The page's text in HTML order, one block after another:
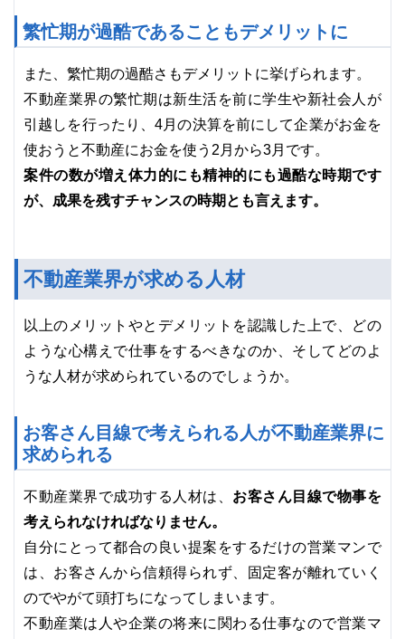
繁忙期が過酷であることもデメリットに
また、繁忙期の過酷さもデメリットに挙げられます。
不動産業界の繁忙期は新生活を前に学生や新社会人が
引越しを行ったり、4月の決算を前にして企業がお金を
使おうと不動産にお金を使う2月から3月です。
案件の数が増え体力的にも精神的にも過酷な時期です
が、成果を残すチャンスの時期とも言えます。
不動産業界が求める人材
以上のメリットやとデメリットを認識した上で、どの
ような心構えで仕事をするべきなのか、そしてどのよ
うな人材が求められているのでしょうか。
お客さん目線で考えられる人が不動産業界に
求められる
不動産業界で成功する人材は、 お客さん目線で物事を
考えられなければなりません。
自分にとって都合の良い提案をするだけの営業マンで
は、お客さんから信頼得られず、固定客が離れていく
のでやがて頭打ちになってしまいます。
不動産業は人や企業の将来に関わる仕事なので営業マ